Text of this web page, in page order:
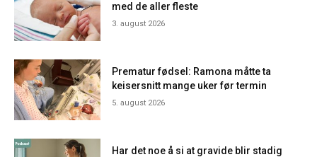
med de aller fleste
3. august 2026
Prematur fødsel: Ramona måtte ta
keisersnitt mange uker før termin
5. august 2026
Har det noe å si at gravide blir stadig